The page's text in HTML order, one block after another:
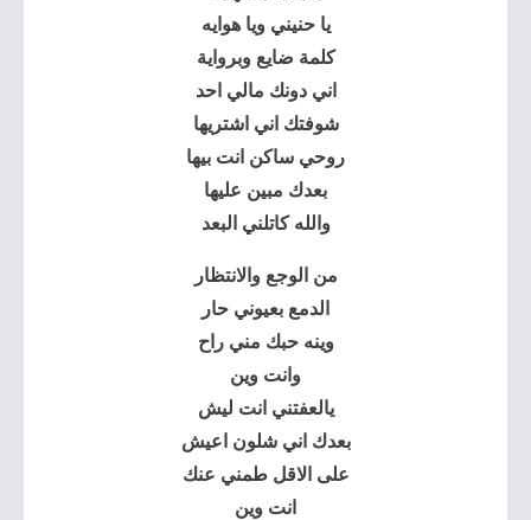
يا حنيني ويا هوايه
كلمة ضايع وبرواية
اني دونك مالي احد
شوفتك اني اشتريها
روحي ساكن انت بيها
بعدك مبين عليها
والله كاتلني البعد
من الوجع والانتظار
الدمع بعيوني حار
وينه حبك مني راح
وانت وين
يالعفتني انت ليش
بعدك اني شلون اعيش
على الاقل طمني عنك
انت وين